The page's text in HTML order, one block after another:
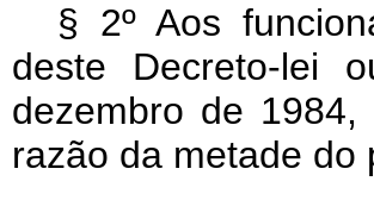
§ 2º Aos
deste Decreto-lei
dezembro de
razão da metade do